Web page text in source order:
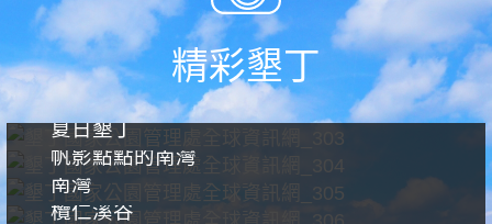
精彩墾丁
夏日墾丁
帆影點點的南灣
南灣
欖仁溪谷